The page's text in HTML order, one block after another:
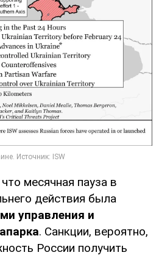
месячная пауза в
действия была
управления и
. Санкции, вероятно,
России получить